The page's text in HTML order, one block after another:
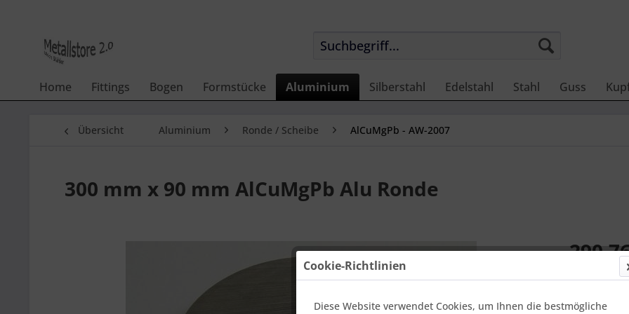
Home Fittings Bogen Formstücke Aluminium Silberstahl Edelstahl Stahl Guss
Übersicht Aluminium Ronde / Scheibe AlCuMgPb - AW-2007
300 mm x 90 mm AlCuMgPb Alu Ronde
1
Online-
Cookie-Richtlinien
Diese Website verwendet Cookies, um Ihnen die bestmögliche